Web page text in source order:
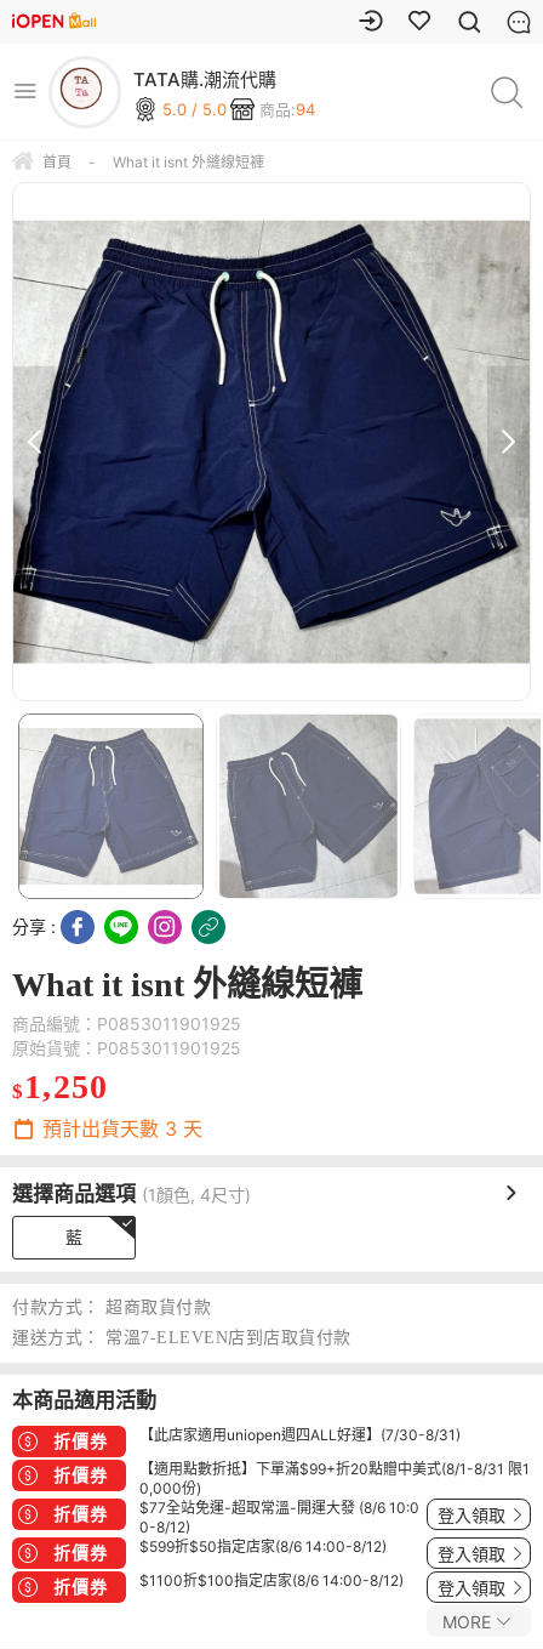
TATA購.潮流代購
5.0 / 5.0 商品:94
首頁 - What it isnt 外縫線短褲
分享 :
What it isnt 外縫線短褲
商品編號：P0853011901925
原始貨號：P0853011901925
$ 1,250
預計出貨天數 3 天
選擇商品選項 (1顏色, 4尺寸)
藍
付款方式：
超商取貨付款
運送方式：
常溫7-ELEVEN店到店取貨付款
本商品適用活動
折價券 【此店家適用uniopen週四ALL好運】(7/30-8/31)
折價券
【適用點數折抵】下單滿$99+折20點贈中美式(8/1-8/31 限1
0,000份)
折價券
$77全站免運-超取常溫-開運大發 (8/6 10:0
0-8/12)
登入領取
折價券 $599折$50指定店家(8/6 14:00-8/12) 登入領取
折價券 $1100折$100指定店家(8/6 14:00-8/12) 登入領取
MORE